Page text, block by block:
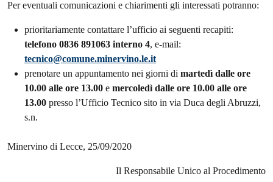
Per eventuali comunicazioni e chiarimenti gli interessati potranno:
prioritariamente contattare l’ufficio ai seguenti recapiti:
telefono 0836 891063 interno 4, e-mail:
tecnico@comune.minervino.le.it
prenotare un appuntamento nei giorni di martedì dalle ore
10.00 alle ore 13.00 e mercoledì dalle ore 10.00 alle ore
13.00 presso l’Ufficio Tecnico sito in via Duca degli Abruzzi,
s.n.
Minervino di Lecce, 25/09/2020
Il Responsabile Unico al Procedimento